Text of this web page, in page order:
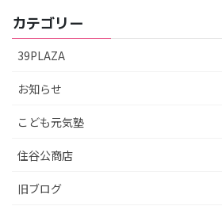
カテゴリー
39PLAZA
お知らせ
こども元気塾
住谷公商店
旧ブログ